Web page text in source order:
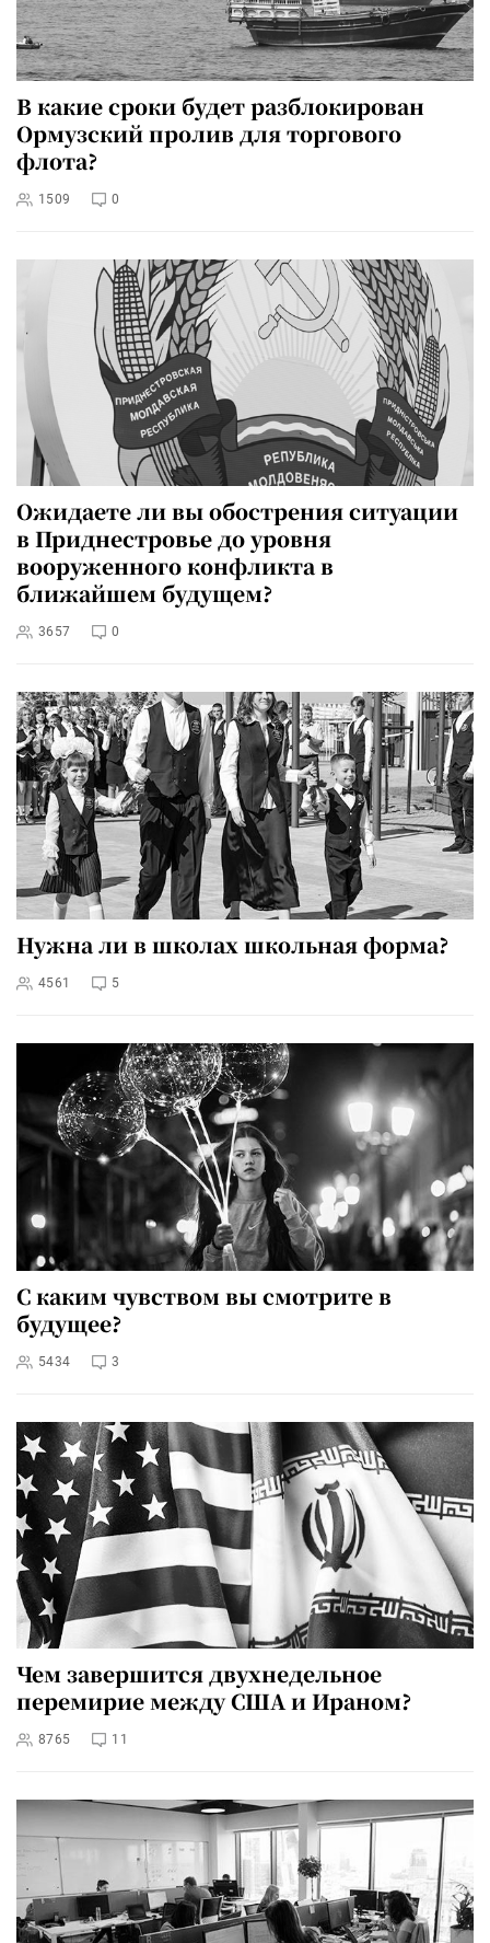
В какие сроки будет разблокирован
Ормузский пролив для торгового
флота?
1509 0
Ожидаете ли вы обострения ситуации
в Приднестровье до уровня
вооруженного конфликта в
ближайшем будущем?
3657 0
Нужна ли в школах школьная форма?
4561 5
С каким чувством вы смотрите в
будущее?
5434 3
Чем завершится двухнедельное
перемирие между США и Ираном?
8765 11